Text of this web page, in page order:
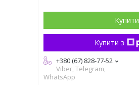
Купити
Купити з
+380 (67) 828-77-52
Viber, Telegram,
WhatsApp